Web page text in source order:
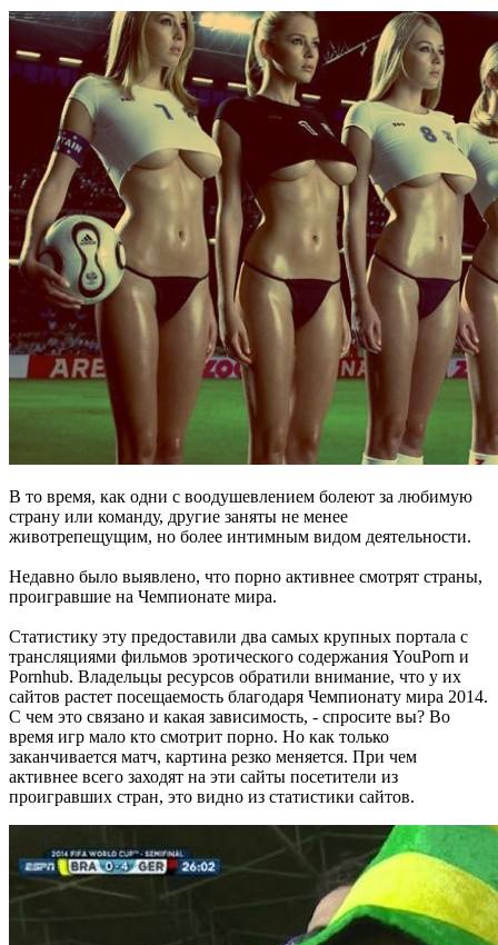
В то время, как одни с воодушевлением болеют за любимую
страну или команду, другие заняты не менее
животрепещущим, но более интимным видом деятельности.
Недавно было выявлено, что порно активнее смотрят страны,
проигравшие на Чемпионате мира.
Статистику эту предоставили два самых крупных портала с
трансляциями фильмов эротического содержания YouPorn и
Pornhub. Владельцы ресурсов обратили внимание, что у их
сайтов растет посещаемость благодаря Чемпионату мира 2014.
С чем это связано и какая зависимость, - спросите вы? Во
время игр мало кто смотрит порно. Но как только
заканчивается матч, картина резко меняется. При чем
активнее всего заходят на эти сайты посетители из
проигравших стран, это видно из статистики сайтов.